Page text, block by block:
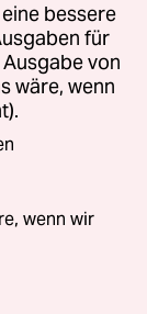
bessere
für
von
wäre, wenn
wenn wir